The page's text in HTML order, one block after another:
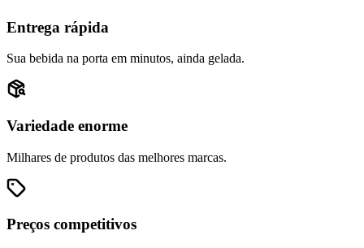
Entrega rápida
Sua bebida na porta em minutos, ainda gelada.
Variedade enorme
Milhares de produtos das melhores marcas.
Preços competitivos